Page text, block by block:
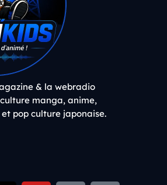
& la webradio
manga, anime,
pop culture japonaise.